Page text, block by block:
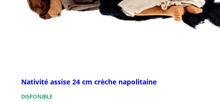
Nativité assise 24 cm crèche napolitaine
DISPONIBLE